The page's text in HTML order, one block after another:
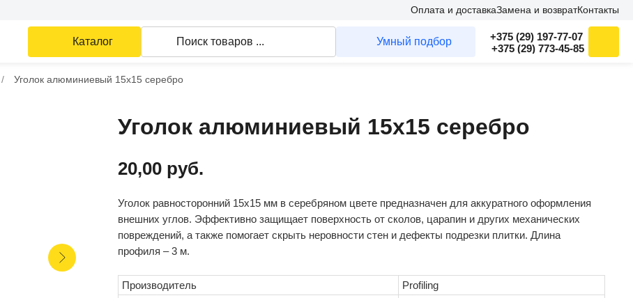
Каталог Поиск товаров ... Умный подбор
+375 (29) 197-77-07
+375 (29) 773-45-85
Оплата и доставкаЗамена и возвратКонтакты
/ Уголок алюминиевый 15х15 серебро
Уголок алюминиевый 15х15 серебро
20,00 руб.
Уголок равносторонний 15х15 мм в серебряном цвете предназначен для аккуратного оформления
внешних углов. Эффективно защищает поверхность от сколов, царапин и других механических
повреждений, а также помогает скрыть неровности стен и дефекты подрезки плитки. Длина
профиля – 3 м.
Производитель
Profiling